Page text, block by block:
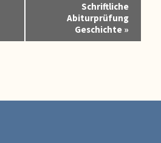
Schriftliche
Abiturprüfung
Geschichte »